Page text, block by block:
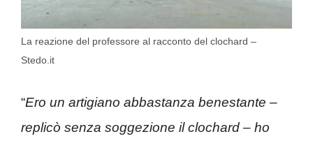
La reazione del professore al racconto del clochard –
Stedo.it
“Ero un artigiano abbastanza benestante –
replicò senza soggezione il clochard – ho